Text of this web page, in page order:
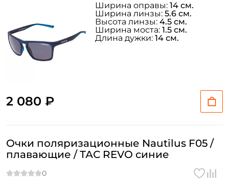
2 080 ₽
Ширина оправы: 14 см.
Ширина линзы: 5.6 см.
Высота линзы: 4.5 см.
Ширина моста: 1.5 см.
Длина дужки: 14 см.
Очки поляризационные Nautilus F05 /
плавающие / ТАС REVO синие